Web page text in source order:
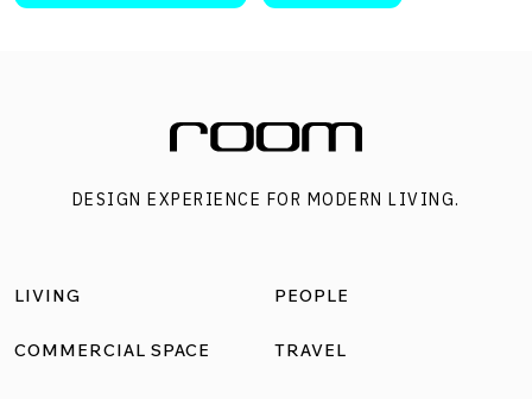
ผ่อนที่ทั้งสดชื่นและร่มรื่นไว้ด้านใน ทันทีที่ทุกคนก้าวเดินเข้ามา
แนวคิดการออกแบบคาเฟ่ในสถานีบริการน้ำมันแห่งนี้ว่า “คาเฟ่
เฉพาะนักเดินทาง นักท่องเที่ยว หรือแม้แต่นักชิมกาแฟ
สามารถใช้เวลากับตัวโครงการที่อยู่ในปั๊มน้ำมันให้ได้นานที่สุด
DESIGN EXPERIENCE FOR MODERN LIVING.
LIVING
COMMERCIAL SPACE
PEOPLE
TRAVEL